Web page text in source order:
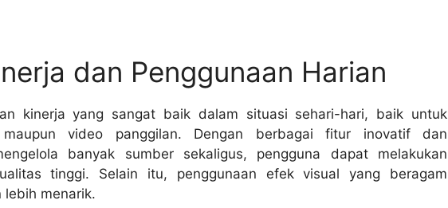
dan Penggunaan Harian
kinerja yang sangat baik dalam situasi sehari-hari, baik untuk
maupun video panggilan. Dengan berbagai fitur inovatif dan
banyak sumber sekaligus, pengguna dapat melakukan
tinggi. Selain itu, penggunaan efek visual yang beragam
lebih menarik.